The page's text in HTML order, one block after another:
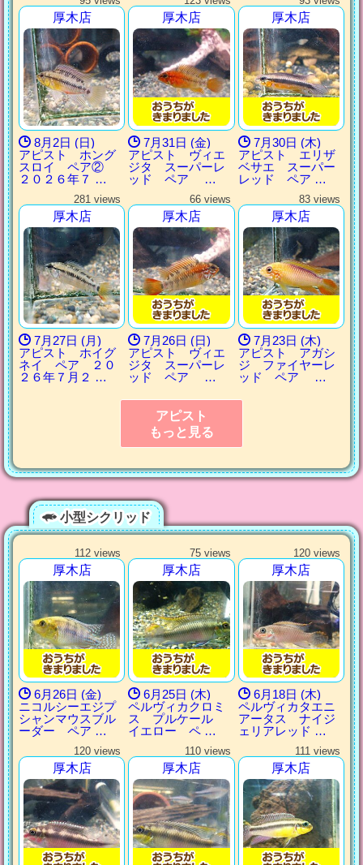
厚木店
8月2日 (日)
アピスト ホング
スロイ ペア②
２０２６年７ …
厚木店
7月31日 (金)
アピスト ヴィエ
ジタ スーパーレ
ッド ペア …
厚木店
7月30日 (木)
アピスト エリザ
ベサエ スーパー
レッド ペア …
281 views
厚木店
7月27日 (月)
アピスト ホイグ
ネイ ペア ２０
２６年７月２ …
66 views
厚木店
7月26日 (日)
アピスト ヴィエ
ジタ スーパーレ
ッド ペア …
83 views
厚木店
7月23日 (木)
アピスト アガシ
ジ ファイヤーレ
ッド ペア …
アピスト
もっと見る
小型シクリッド
112 views
厚木店
6月26日 (金)
ニコルシーエジプ
シャンマウスブル
ーダー ペア …
75 views
厚木店
6月25日 (木)
ペルヴィカクロミ
ス プルケール
イエロー ペ …
120 views
厚木店
6月18日 (木)
ペルヴィカタエニ
アータス ナイジ
ェリアレッド …
120 views
厚木店
110 views
厚木店
111 views
厚木店